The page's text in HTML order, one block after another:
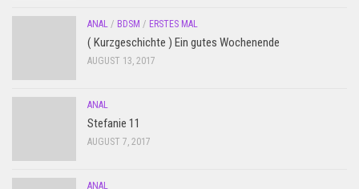
ANAL / BDSM / ERSTES MAL
( Kurzgeschichte ) Ein gutes Wochenende
AUGUST 13, 2017
ANAL
Stefanie 11
AUGUST 7, 2017
ANAL